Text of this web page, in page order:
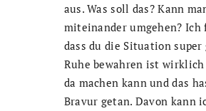
aus. Was soll das? Kann
miteinander umgehen? Ich
dass du die Situation
Ruhe bewahren ist wirklich
da machen kann und das
Bravur getan. Davon kann